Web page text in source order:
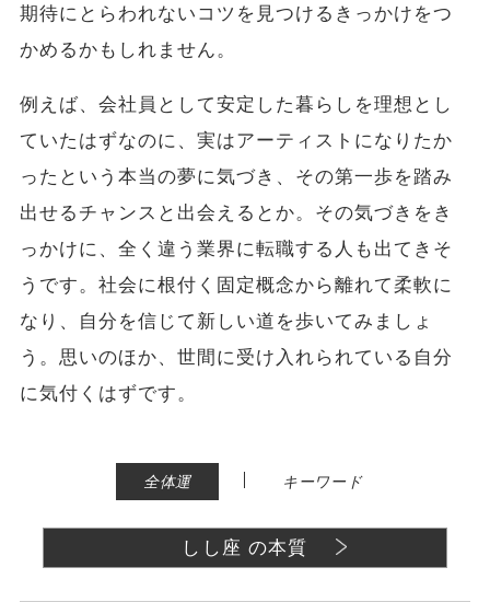
期待にとらわれないコツを見つけるきっかけをつ
かめるかもしれません。
例えば、会社員として安定した暮らしを理想とし
ていたはずなのに、実はアーティストになりたか
ったという本当の夢に気づき、その第一歩を踏み
出せるチャンスと出会えるとか。その気づきをき
っかけに、全く違う業界に転職する人も出てきそ
うです。社会に根付く固定概念から離れて柔軟に
なり、自分を信じて新しい道を歩いてみましょ
う。思いのほか、世間に受け入れられている自分
に気付くはずです。
全体運 | キーワード
しし座 の本質